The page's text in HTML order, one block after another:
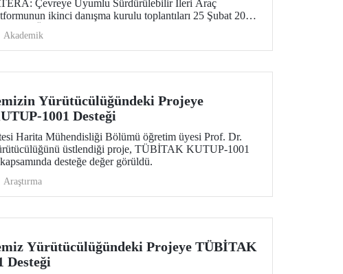
Çevreye Uyumlu Sürdürülebilir İleri Araç
ikinci danışma kurulu toplantıları 25 Şubat 2026
yapıldı.
Akademik
Yürütücülüğündeki Projeye
1001 Desteği
Harita Mühendisliği Bölümü öğretim üyesi Prof. Dr.
üstlendiği proje, TÜBİTAK KUTUP-1001
desteğe değer görüldü.
Araştırma
Yürütücülüğündeki Projeye TÜBİTAK
Desteği